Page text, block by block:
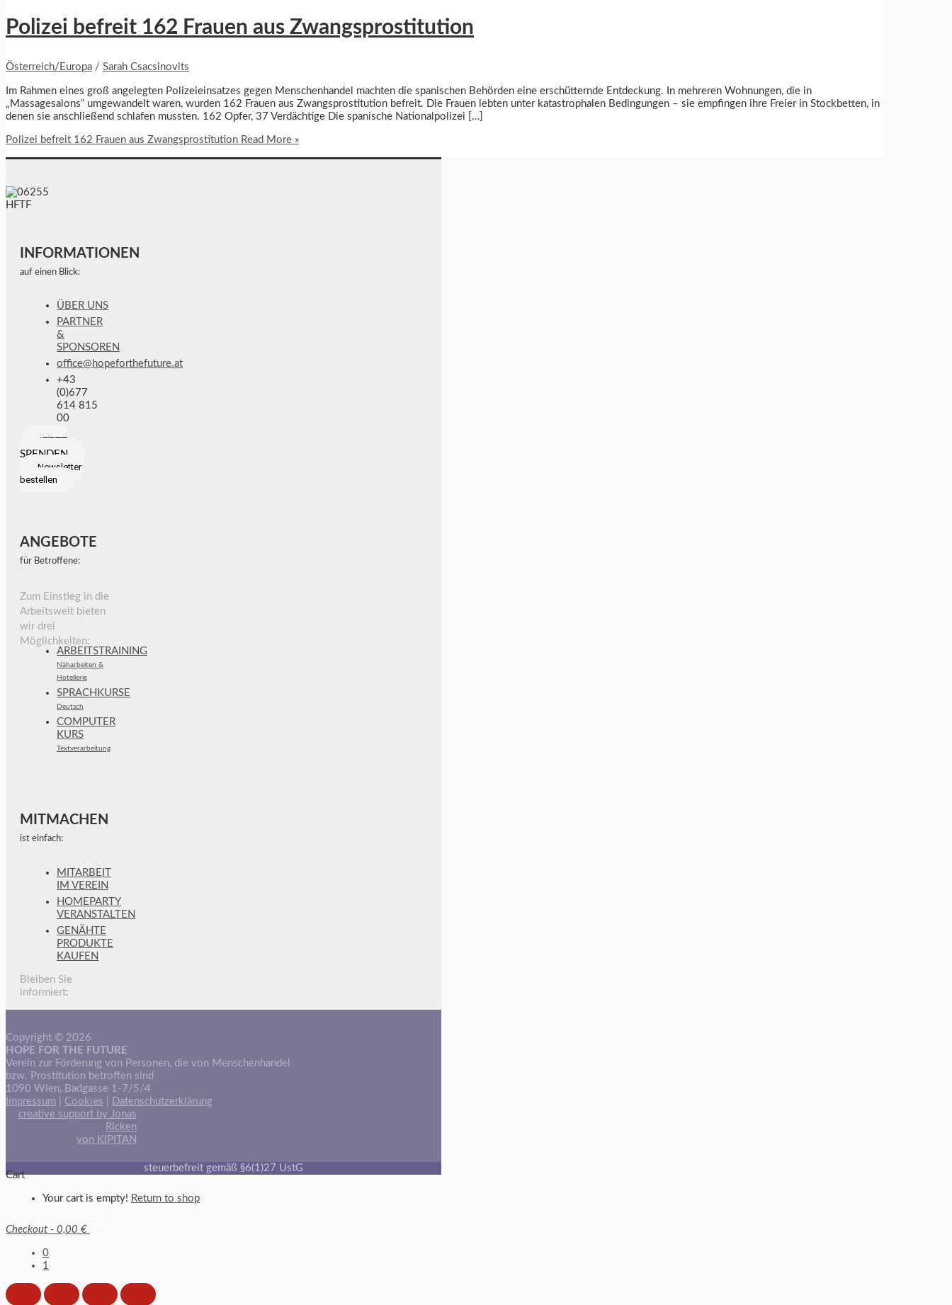
Polizei befreit 162 Frauen aus Zwangsprostitution
Österreich/Europa / Sarah Csacsinovits
Im Rahmen eines groß angelegten Polizeieinsatzes gegen Menschenhandel machten die spanischen Behörden eine erschütternde Entdeckung. In mehreren Wohnungen, die in
„Massagesalons“ umgewandelt waren, wurden 162 Frauen aus Zwangsprostitution befreit. Die Frauen lebten unter katastrophalen Bedingungen – sie empfingen ihre Freier in Stockbetten, in
denen sie anschließend schlafen mussten. 162 Opfer, 37 Verdächtige Die spanische Nationalpolizei […]
Polizei befreit 162 Frauen aus Zwangsprostitution Read More »
INFORMATIONEN
auf einen Blick:
ÜBER UNS
PARTNER
&
SPONSOREN
office@hopeforthefuture.at
+43
(0)677
614 815
00
SPENDEN
Newsletter
bestellen
ANGEBOTE
für Betroffene:
Zum Einstieg in die
Arbeitswelt bieten
wir drei
Möglichkeiten:
ARBEITSTRAINING
Näharbeiten &
Hotellerie
SPRACHKURSE
Deutsch
COMPUTER
KURS
Textverarbeitung
MITMACHEN
ist einfach:
MITARBEIT
IM VEREIN
HOMEPARTY
VERANSTALTEN
GENÄHTE
PRODUKTE
KAUFEN
Bleiben Sie
informiert:
Copyright © 2026
HOPE FOR THE FUTURE
Verein zur Förderung von Personen, die von Menschenhandel
bzw. Prostitution betroffen sind
1090 Wien, Badgasse 1-7/5/4
Impressum
Cookies
Datenschutzerklärung
creative support by Jonas
Ricken
von KIPITAN
steuerbefreit gemäß §6(1)27 UstG
Cart
Your cart is empty! Return to shop
Checkout - 0,00 €
0
1